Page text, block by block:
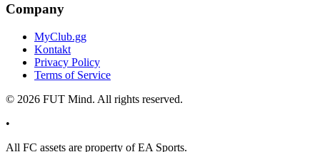
Company
MyClub.gg
Kontakt
Privacy Policy
Terms of Service
© 2026 FUT Mind. All rights reserved.
•
All FC assets are property of EA Sports.